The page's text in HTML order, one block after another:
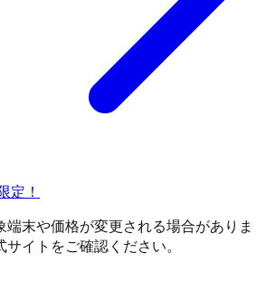
定！
末や価格が変更される場合がありま
イトをご確認ください。